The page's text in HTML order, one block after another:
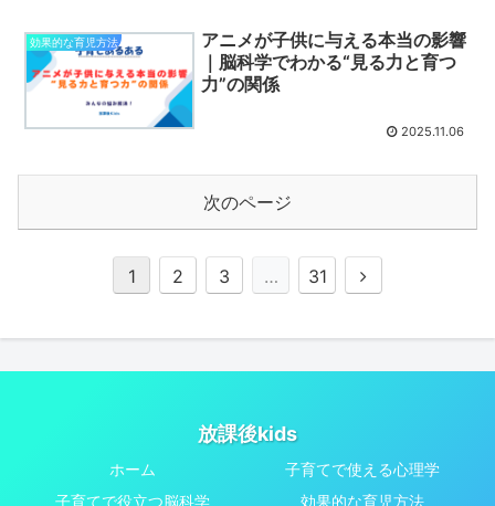
効果的な育児方法
アニメが子供に与える本当の影響
｜脳科学でわかる“見る力と育つ
力”の関係
2025.11.06
次のページ
1 2 3 … 31
次
放課後kids
ホーム
子育てで使える心理学
子育てで役立つ脳科学
効果的な育児方法